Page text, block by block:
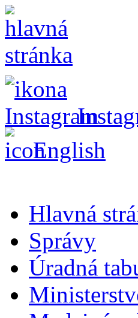
English
Hlavná
Správy
Úradná